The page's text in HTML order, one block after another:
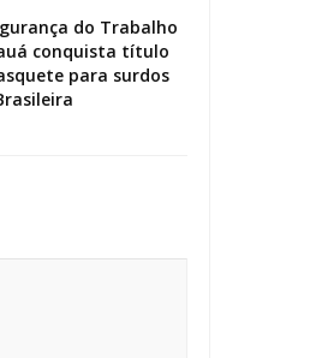
do Trabalho
conquista título
para surdos